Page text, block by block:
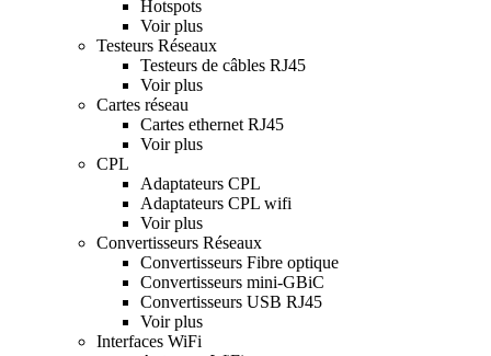
Hotspots
Voir plus
Testeurs Réseaux
Testeurs de câbles RJ45
Voir plus
Cartes réseau
Cartes ethernet RJ45
Voir plus
CPL
Adaptateurs CPL
Adaptateurs CPL wifi
Voir plus
Convertisseurs Réseaux
Convertisseurs Fibre optique
Convertisseurs mini-GBiC
Convertisseurs USB RJ45
Voir plus
Interfaces WiFi